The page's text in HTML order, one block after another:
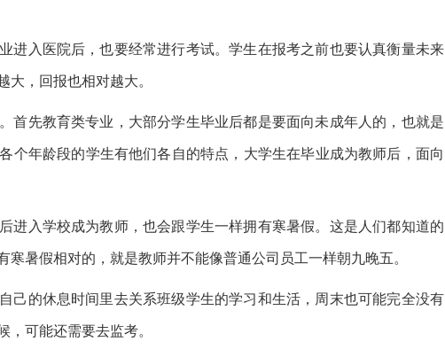
进入医院后，也要经常进行考试。学生在报考之前也要认真衡量未来
大，回报也相对越大。
首先教育类专业，大部分学生毕业后都是要面向未成年人的，也就是
个年龄段的学生有他们各自的特点，大学生在毕业成为教师后，面向
进入学校成为教师，也会跟学生一样拥有寒暑假。这是人们都知道的
暑假相对的，就是教师并不能像普通公司员工一样朝九晚五。
己的休息时间里去关系班级学生的学习和生活，周末也可能完全没有
，可能还需要去监考。